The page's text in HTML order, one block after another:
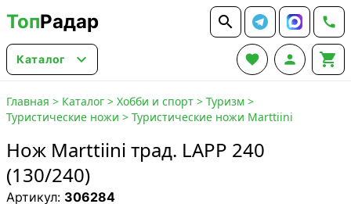
ТопРадар  
Каталог    
Главная > Каталог > Хобби и спорт > Туризм >
Туристические ножи > Туристические ножи Marttiini
Нож Marttiini трад. LAPP 240
(130/240)
Артикул: 306284